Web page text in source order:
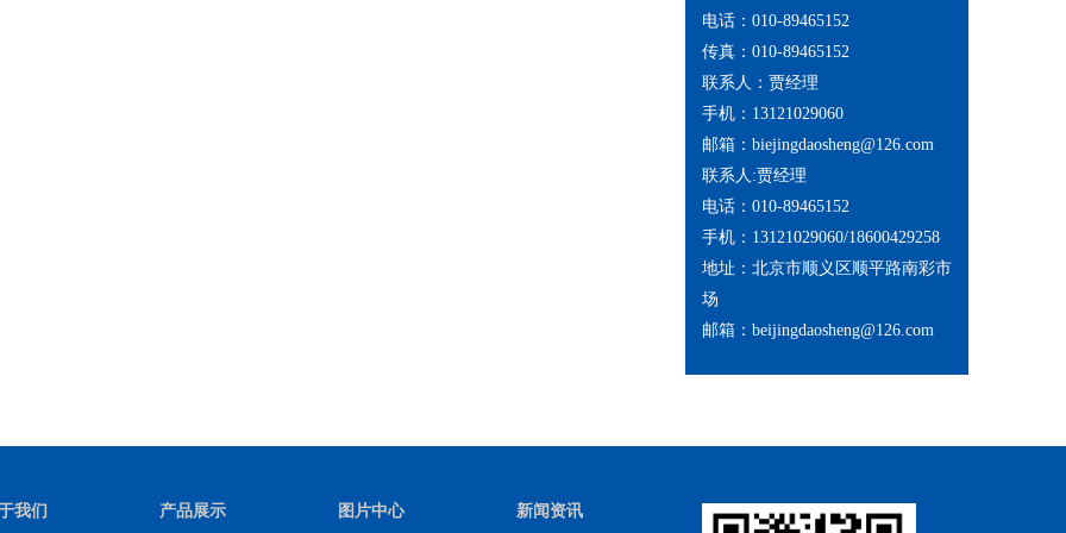
电话：010-89465152
传真：010-89465152
联系人：贾经理
手机：13121029060
邮箱：biejingdaosheng@126.com
联系人:贾经理
电话：010-89465152
手机：13121029060/18600429258
地址：北京市顺义区顺平路南彩市
场
邮箱：beijingdaosheng@126.com
我们 产品展示 图片中心 新闻资讯